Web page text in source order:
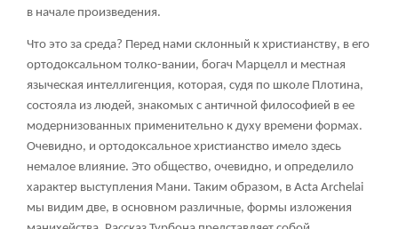
в начале произведения.
Что это за среда? Перед нами склонный к христианству, в его
ортодоксальном толко-вании, богач Марцелл и местная
языческая интеллигенция, которая, судя по школе Плотина,
состояла из людей, знакомых с античной философией в ее
модернизованных применительно к духу времени формах.
Очевидно, и ортодоксальное христианство имело здесь
немалое влияние. Это общество, очевидно, и определило
характер выступления Мани. Таким образом, в Acta Archelai
мы видим две, в основном различные, формы изложения